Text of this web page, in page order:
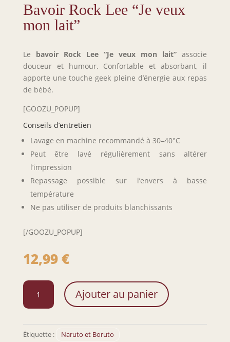
Bavoir Rock Lee “Je veux
mon lait”
Le bavoir Rock Lee “Je veux mon lait” associe
douceur et humour. Confortable et absorbant, il
apporte une touche geek pleine d’énergie aux repas
de bébé.
[GOOZU_POPUP]
Conseils d’entretien
Lavage en machine recommandé à 30–40°C
Peut être lavé régulièrement sans altérer
l’impression
Repassage possible sur l’envers à basse
température
Ne pas utiliser de produits blanchissants
[/GOOZU_POPUP]
12,99€
quantité
Bavoir
Lee
Ajouter au panier
Étiquette : Naruto et Boruto